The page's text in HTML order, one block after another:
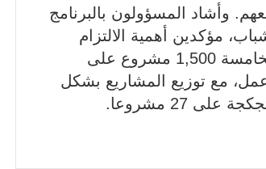
وأشاد المسؤولون بالبرنامج
مؤكدين أهمية الالتزام
لضمان نجاح المشاريع. وستمول النسخة الخامسة 1,500 مشروع على
وتوفر نحو 4,000 فرصة عمل، مع توزيع المشاريع بشكل
27 مشروعا.